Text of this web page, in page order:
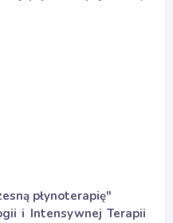
płynoterapię"
i Intensywnej Terapii